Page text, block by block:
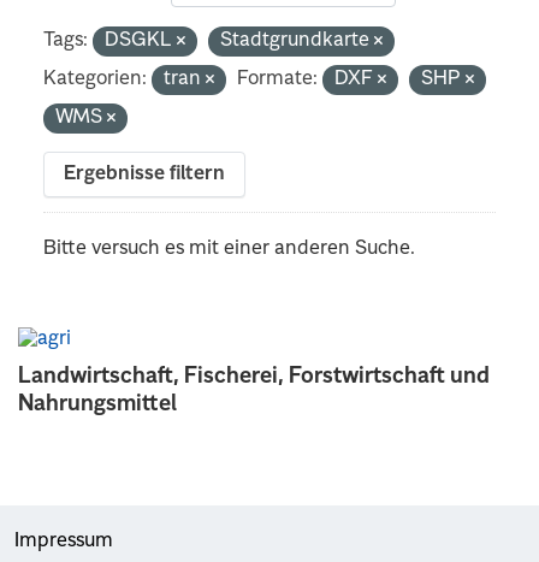
Landwirtschaft, Fischerei, Forstwirtschaft und
Nahrungsmittel
Tags: DSGKL
Stadtgrundkarte
Kategorien:
tran Formate: DXF
SHP
WMS
Ergebnisse filtern
Bitte versuch es mit einer anderen Suche.
Impressum